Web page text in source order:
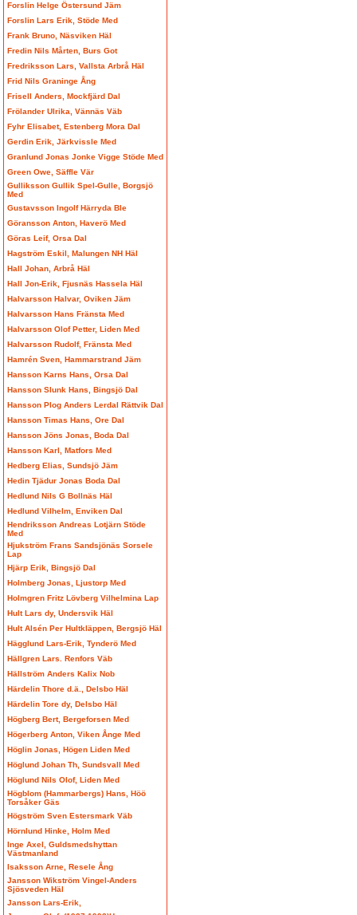
Forslin Helge Östersund Jäm
Forslin Lars Erik, Stöde Med
Frank Bruno, Näsviken Häl
Fredin Nils Mårten, Burs Got
Fredriksson Lars, Vallsta Arbrå Häl
Frid Nils Graninge Ång
Frisell Anders, Mockfjärd Dal
Frölander Ulrika, Vännäs Väb
Fyhr Elisabet, Estenberg Mora Dal
Gerdin Erik, Järkvissle Med
Granlund Jonas Jonke Vigge Stöde Med
Green Owe, Säffle Vär
Gulliksson Gullik Spel-Gulle, Borgsjö
Med
Gustavsson Ingolf Härryda Ble
Göransson Anton, Haverö Med
Göras Leif, Orsa Dal
Hagström Eskil, Malungen NH Häl
Hall Johan, Arbrå Häl
Hall Jon-Erik, Fjusnäs Hassela Häl
Halvarsson Halvar, Oviken Jäm
Halvarsson Hans Fränsta Med
Halvarsson Olof Petter, Liden Med
Halvarsson Rudolf, Fränsta Med
Hamrén Sven, Hammarstrand Jäm
Hansson Karns Hans, Orsa Dal
Hansson Slunk Hans, Bingsjö Dal
Hansson Plog Anders Lerdal Rättvik Dal
Hansson Timas Hans, Ore Dal
Hansson Jöns Jonas, Boda Dal
Hansson Karl, Matfors Med
Hedberg Elias, Sundsjö Jäm
Hedin Tjädur Jonas Boda Dal
Hedlund Nils G Bollnäs Häl
Hedlund Vilhelm, Enviken Dal
Hendriksson Andreas Lotjärn Stöde
Med
Hjukström Frans Sandsjönäs Sorsele
Lap
Hjärp Erik, Bingsjö Dal
Holmberg Jonas, Ljustorp Med
Holmgren Fritz Lövberg Vilhelmina Lap
Hult Lars dy, Undersvik Häl
Hult Alsén Per Hultkläppen, Bergsjö Häl
Hägglund Lars-Erik, Tynderö Med
Hällgren Lars. Renfors Väb
Hällström Anders Kalix Nob
Härdelin Thore d.ä., Delsbo Häl
Härdelin Tore dy, Delsbo Häl
Högberg Bert, Bergeforsen Med
Högerberg Anton, Viken Ånge Med
Höglin Jonas, Högen Liden Med
Höglund Johan Th, Sundsvall Med
Höglund Nils Olof, Liden Med
Högblom (Hammarbergs) Hans, Höö
Torsåker Gäs
Högström Sven Estersmark Väb
Hörnlund Hinke, Holm Med
Inge Axel, Guldsmedshyttan
Västmanland
Isaksson Arne, Resele Ång
Jansson Wikström Vingel-Anders
Sjösveden Häl
Jansson Lars-Erik,